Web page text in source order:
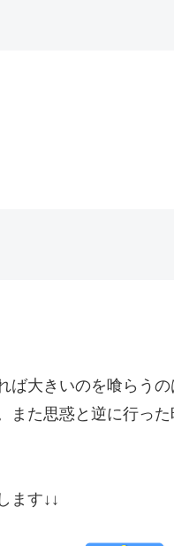
ば大きいのを喰らう
また思惑と逆に行っ
ます↓↓